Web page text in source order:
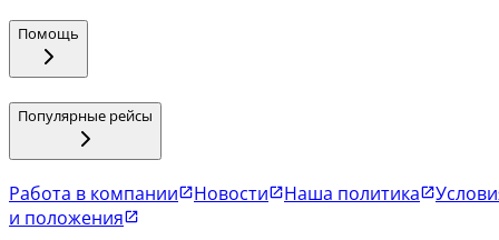
Помощь
Популярные рейсы
Работа в компании Новости Наша политика
и положения